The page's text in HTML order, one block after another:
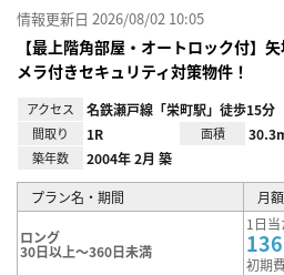
情報更新日 2026/08/02 10:05
【最上階角部屋・オートロック付】
メラ付きセキュリティ対策物件！
アクセス 名鉄瀬戸線「栄町駅」徒歩15分
間取り 1R 面積
築年数 2004年 2月 築
プラン名・期間 月
ロング
30日以上～360日未満
1日
初期